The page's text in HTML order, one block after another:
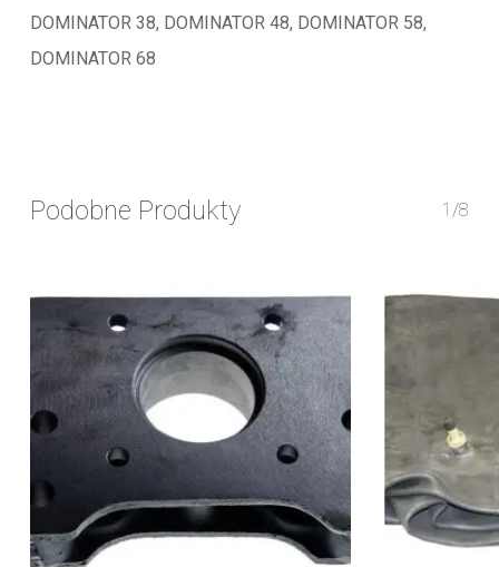
DOMINATOR 38, DOMINATOR 48, DOMINATOR 58,
DOMINATOR 68
Podobne Produkty 1/8